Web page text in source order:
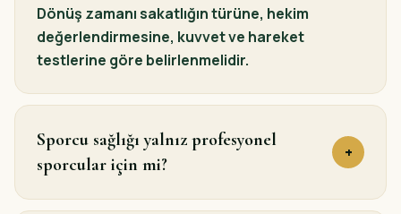
Dönüş zamanı sakatlığın türüne, hekim
değerlendirmesine, kuvvet ve hareket
testlerine göre belirlenmelidir.
Sporcu sağlığı yalnız profesyonel
sporcular için mi?
+